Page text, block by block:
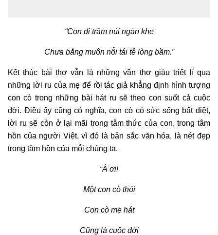
“Con đi trăm núi ngàn khe
Chưa bằng muôn nỗi tái tê lòng bầm.”
Kết thúc bài thơ vẫn là những vần thơ giàu triết lí qua
những lời ru của mẹ để rồi tác giả khẳng định hình tượng
con cò trong những bài hát ru sẽ theo con suốt cả cuộc
đời. Điều ấy cũng có nghĩa, con cò có sức sống bất diệt,
lời ru sẽ còn ở lại mãi trong tâm thức của con, trong tâm
hồn của người Việt, vì đó là bản sắc văn hóa, là nét đẹp
trong tâm hồn của mỗi chúng ta.
“À ơi!
Một con cò thôi
Con cò mẹ hát
Cũng là cuộc đời